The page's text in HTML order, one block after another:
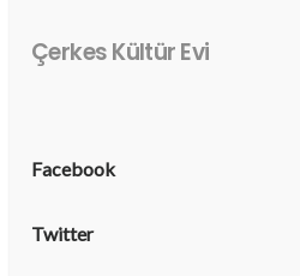
Çerkes Kültür Evi
Facebook
Twitter